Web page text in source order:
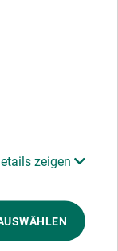
zeigen